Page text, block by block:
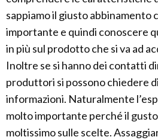
sappiamo il giusto abbinamento
importante e quindi conoscere
in più sul prodotto che si va ad
Inoltre se si hanno dei contatti
produttori si possono chiedere
informazioni. Naturalmente
molto importante perché il
moltissimo sulle scelte.